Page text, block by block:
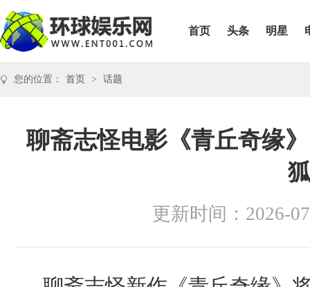
首页 头条 明星
您的位置： 首页 > 话题
聊斋志怪电影《青丘奇缘
更新时间：2026-